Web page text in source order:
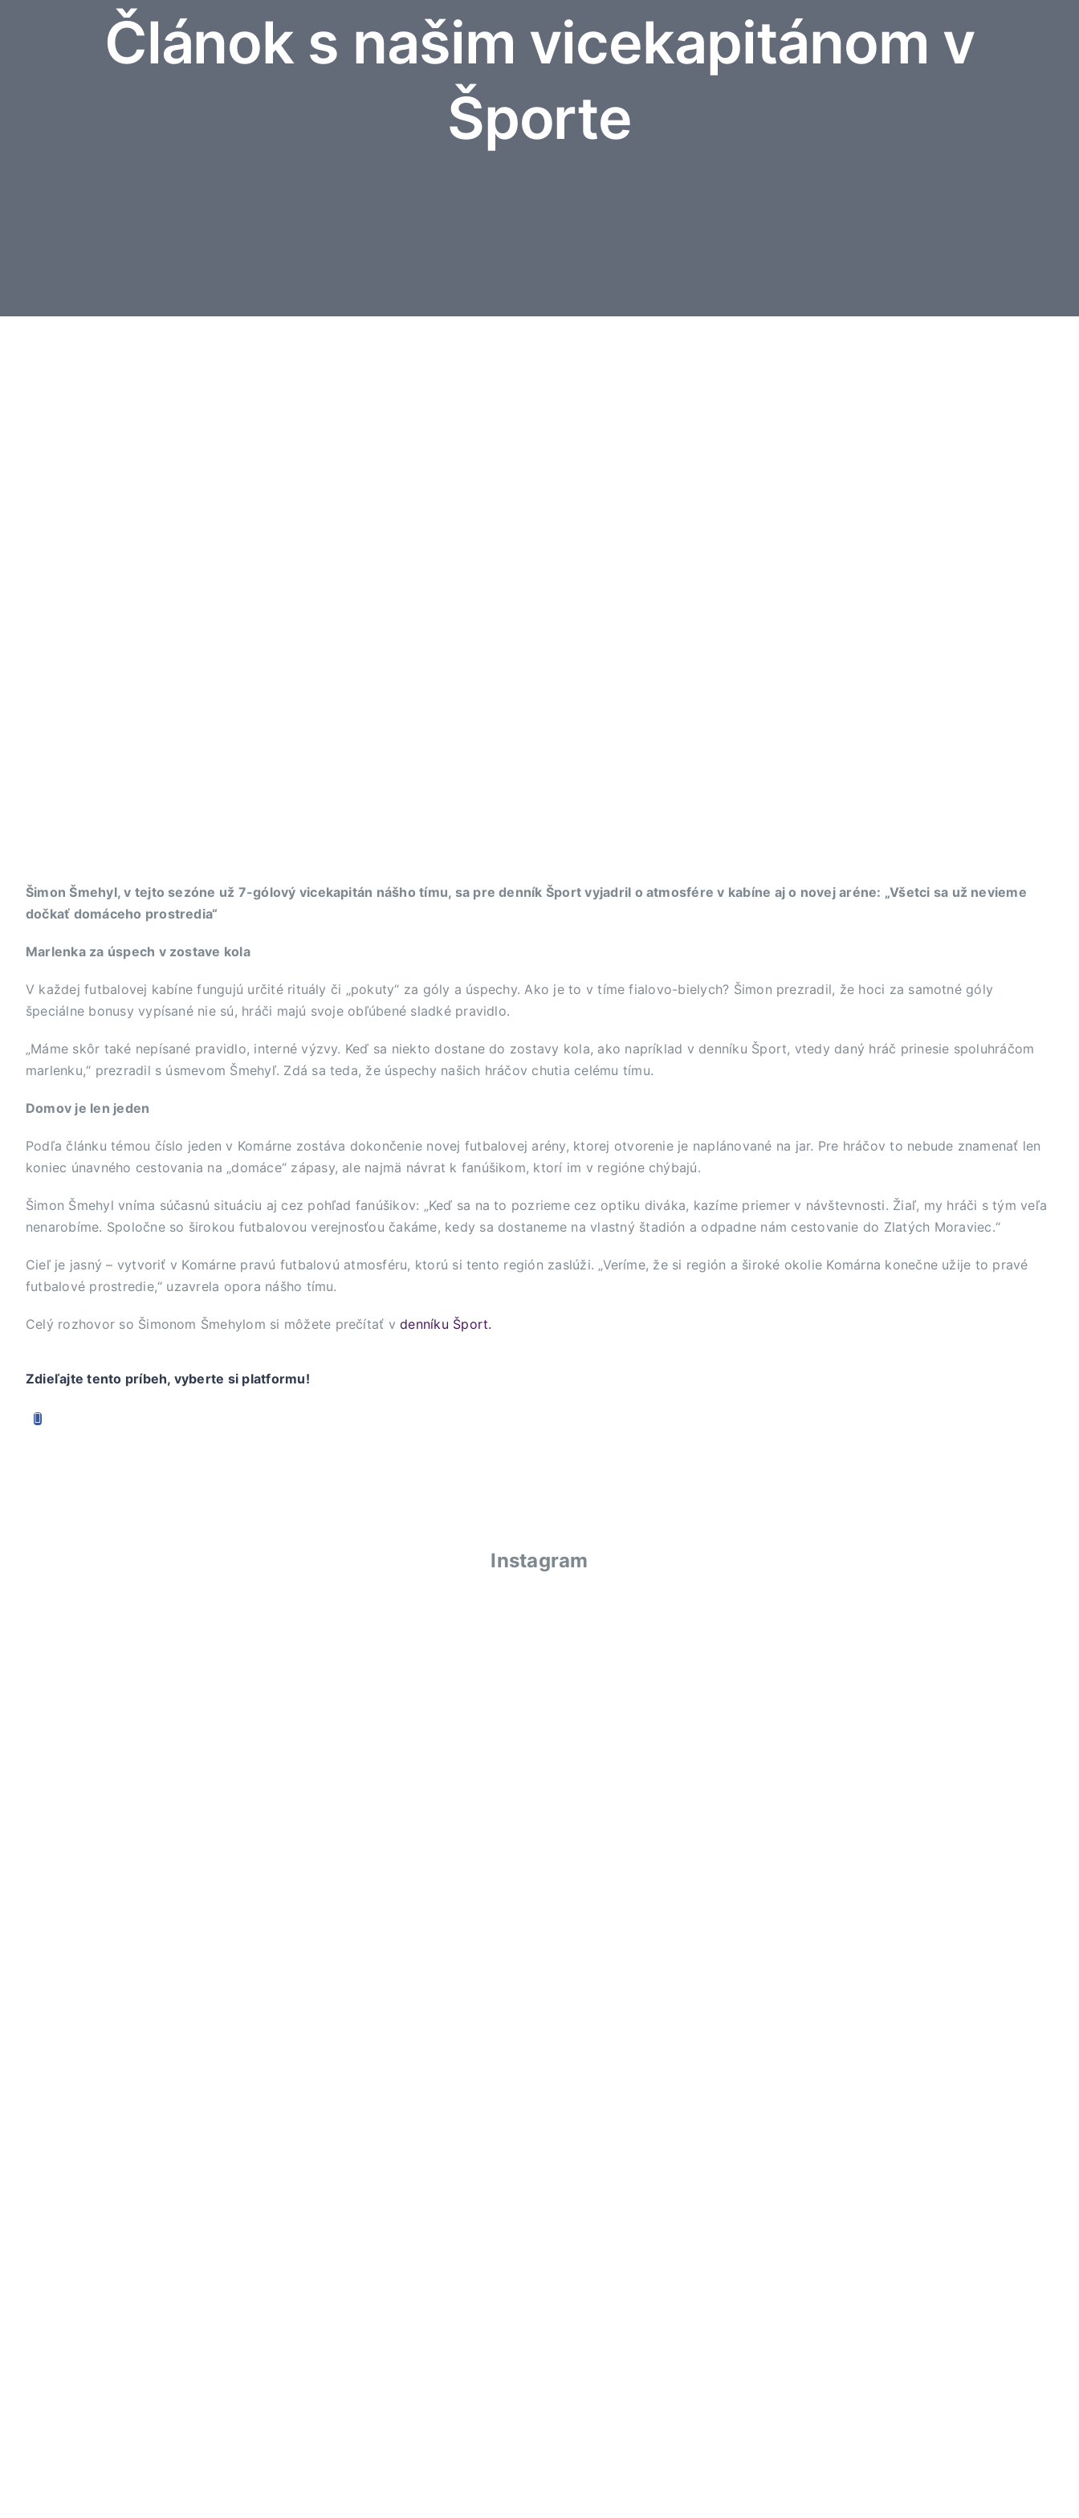
Článok s našim vicekapitánom v
Športe
Šimon Šmehyl, v tejto sezóne už 7-gólový vicekapitán nášho tímu, sa pre denník Šport vyjadril o atmosfére v kabíne aj o novej aréne: „Všetci sa už nevieme
dočkať domáceho prostredia“
Marlenka za úspech v zostave kola
V každej futbalovej kabíne fungujú určité rituály či „pokuty“ za góly a úspechy. Ako je to v tíme fialovo-bielych? Šimon prezradil, že hoci za samotné góly
špeciálne bonusy vypísané nie sú, hráči majú svoje obľúbené sladké pravidlo.
„Máme skôr také nepísané pravidlo, interné výzvy. Keď sa niekto dostane do zostavy kola, ako napríklad v denníku Šport, vtedy daný hráč prinesie spoluhráčom
marlenku,“ prezradil s úsmevom Šmehyľ. Zdá sa teda, že úspechy našich hráčov chutia celému tímu.
Domov je len jeden
Podľa článku témou číslo jeden v Komárne zostáva dokončenie novej futbalovej arény, ktorej otvorenie je naplánované na jar. Pre hráčov to nebude znamenať len
koniec únavného cestovania na „domáce“ zápasy, ale najmä návrat k fanúšikom, ktorí im v regióne chýbajú.
Šimon Šmehyl vníma súčasnú situáciu aj cez pohľad fanúšikov: „Keď sa na to pozrieme cez optiku diváka, kazíme priemer v návštevnosti. Žiaľ, my hráči s tým veľa
nenarobíme. Spoločne so širokou futbalovou verejnosťou čakáme, kedy sa dostaneme na vlastný štadión a odpadne nám cestovanie do Zlatých Moraviec.“
Cieľ je jasný – vytvoriť v Komárne pravú futbalovú atmosféru, ktorú si tento región zaslúži. „Veríme, že si región a široké okolie Komárna konečne užije to pravé
futbalové prostredie,“ uzavrela opora nášho tímu.
Celý rozhovor so Šimonom Šmehylom si môžete prečítať vdenníku Šport.
Zdieľajte tento príbeh, vyberte si platformu!
Instagram